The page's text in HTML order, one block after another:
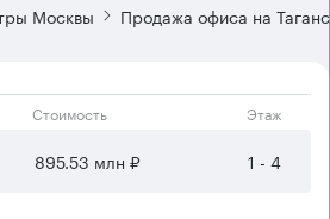
Москвы Продажа офиса на
Стоимость Этаж
895.53 млн ₽ 1 - 4